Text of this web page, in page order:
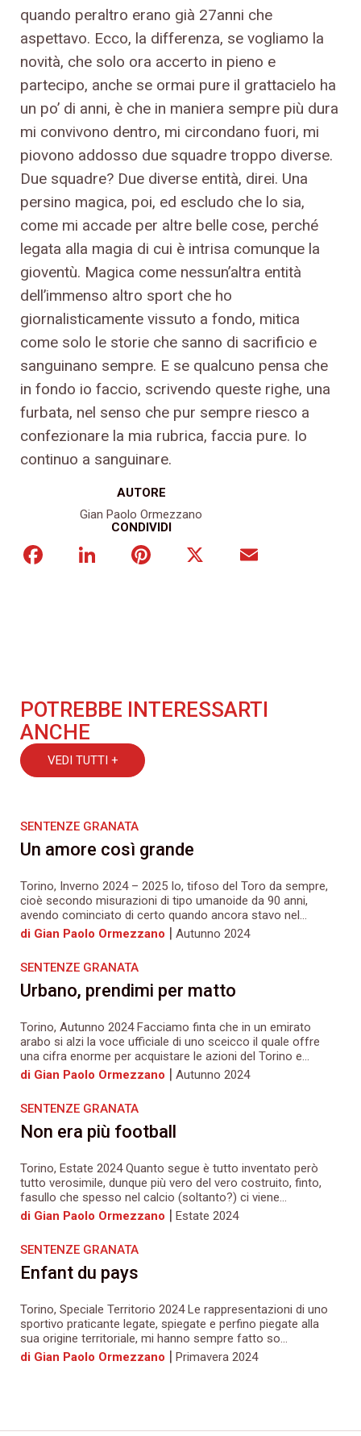
AUTORE
Gian Paolo Ormezzano
CONDIVIDI
FacebookLinkedInPinterest
quando peraltro erano già 27anni che
aspettavo. Ecco, la differenza, se vogliamo la
novità, che solo ora accerto in pieno e
partecipo, anche se ormai pure il grattacielo ha
un po’ di anni, è che in maniera sempre più dura
mi convivono dentro, mi circondano fuori, mi
piovono addosso due squadre troppo diverse.
Due squadre? Due diverse entità, direi. Una
persino magica, poi, ed escludo che lo sia,
come mi accade per altre belle cose, perché
legata alla magia di cui è intrisa comunque la
gioventù. Magica come nessun’altra entità
dell’immenso altro sport che ho
giornalisticamente vissuto a fondo, mitica
come solo le storie che sanno di sacrificio e
sanguinano sempre. E se qualcuno pensa che
in fondo io faccio, scrivendo queste righe, una
furbata, nel senso che pur sempre riesco a
confezionare la mia rubrica, faccia pure. Io
continuo a sanguinare.
POTREBBE INTERESSARTI
ANCHE
VEDI TUTTI +
SENTENZE GRANATA
Un amore così grande
Torino, Inverno 2024 – 2025 Io, tifoso del Toro da sempre,
cioè secondo misurazioni di tipo umanoide da 90 anni,
avendo cominciato di certo quando ancora stavo nel...
di Gian Paolo Ormezzano | Autunno 2024
SENTENZE GRANATA
Urbano, prendimi per matto
Torino, Autunno 2024 Facciamo finta che in un emirato
arabo si alzi la voce ufficiale di uno sceicco il quale offre
una cifra enorme per acquistare le azioni del Torino e...
di Gian Paolo Ormezzano | Autunno 2024
SENTENZE GRANATA
Non era più football
Torino, Estate 2024 Quanto segue è tutto inventato però
tutto verosimile, dunque più vero del vero costruito, finto,
fasullo che spesso nel calcio (soltanto?) ci viene...
di Gian Paolo Ormezzano | Estate 2024
SENTENZE GRANATA
Enfant du pays
Torino, Speciale Territorio 2024 Le rappresentazioni di uno
sportivo praticante legate, spiegate e perfino piegate alla
sua origine territoriale, mi hanno sempre fatto so...
di Gian Paolo Ormezzano | Primavera 2024